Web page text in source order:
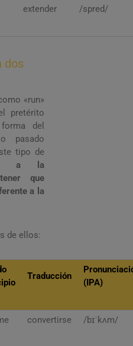
extender /spred/
dos
«run»
pretérito
del
pasado
tipo de
a la
que
a la
de ellos:
Traducción
(IPA)
convertirse /bɪˈkʌm/